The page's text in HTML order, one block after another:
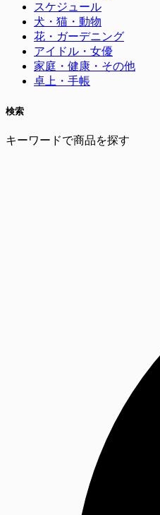
スケジュール
犬・猫・動物
花・ガーデニング
アイドル・女優
家庭・健康・その他
卓上・手帳
検索
キーワードで商品を探す